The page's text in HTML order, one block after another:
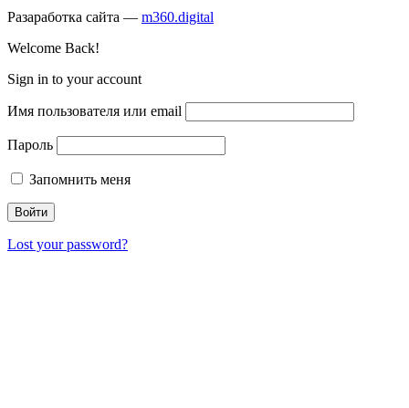
Разаработка сайта — m360.digital
Welcome Back!
Sign in to your account
Имя пользователя или email
Пароль
Запомнить меня
Lost your password?